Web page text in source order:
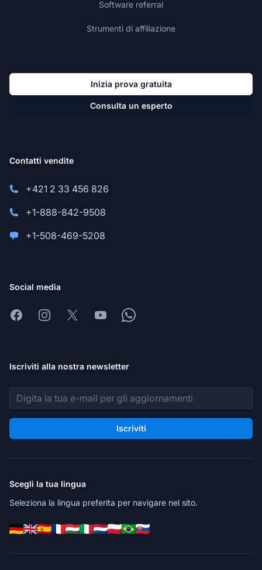
Software referral
Strumenti di affiliazione
Inizia prova gratuita
Consulta un esperto
Contatti vendite
+421 2 33 456 826
+1-888-842-9508
+1-508-469-5208
Social media
FacebookInstagram
X YoutubeWhatsapp
Iscriviti alla nostra newsletter
Indirizzo email
Iscriviti
Scegli la tua lingua
Seleziona la lingua preferita per navigare nel sito.